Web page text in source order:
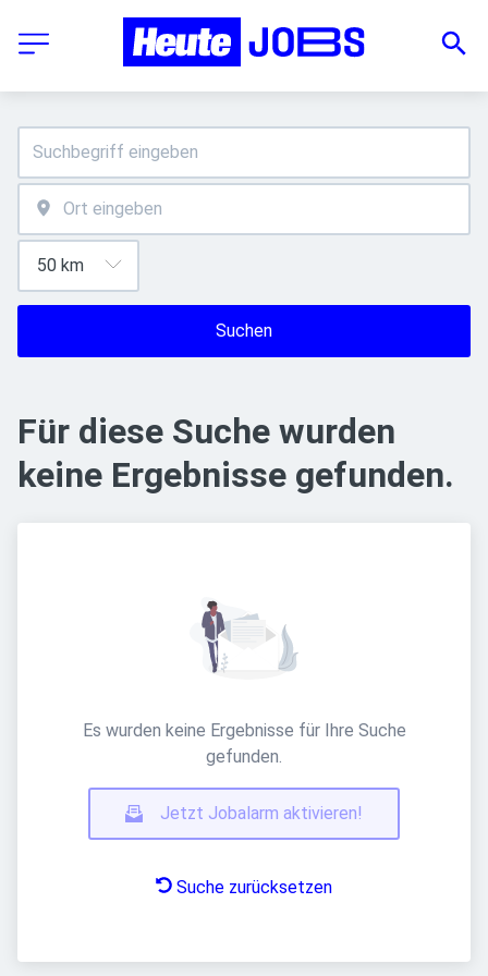
Suchen
Für diese Suche wurden
keine Ergebnisse gefunden.
Es wurden keine Ergebnisse für Ihre Suche
gefunden.
Jetzt Jobalarm aktivieren!
Suche zurücksetzen